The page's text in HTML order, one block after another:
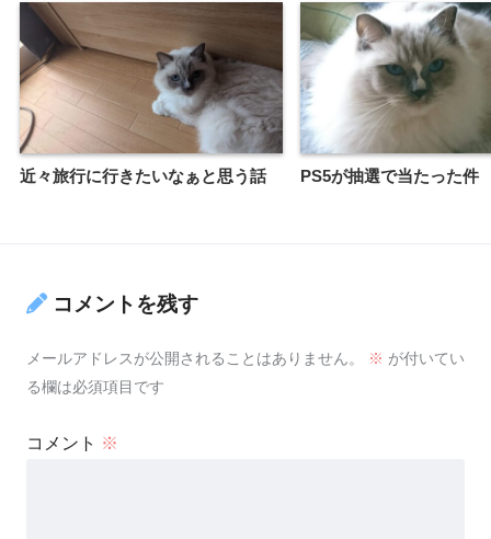
近々旅行に行きたいなぁと思う話 PS5が抽選で当たった件
コメントを残す
メールアドレスが公開されることはありません。 ※ が付いてい
る欄は必須項目です
コメント ※